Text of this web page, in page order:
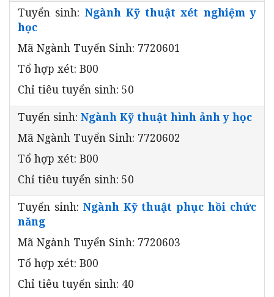
Tuyển sinh: Ngành Kỹ thuật xét nghiệm y
học
Mã Ngành Tuyển Sinh: 7720601
Tổ hợp xét: B00
Chỉ tiêu tuyển sinh: 50
Tuyển sinh: Ngành Kỹ thuật hình ảnh y học
Mã Ngành Tuyển Sinh: 7720602
Tổ hợp xét: B00
Chỉ tiêu tuyển sinh: 50
Tuyển sinh: Ngành Kỹ thuật phục hồi chức
năng
Mã Ngành Tuyển Sinh: 7720603
Tổ hợp xét: B00
Chỉ tiêu tuyển sinh: 40